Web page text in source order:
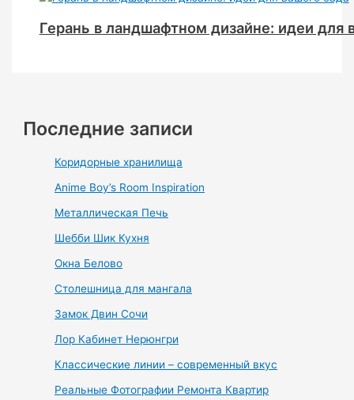
Герань в ландшафтном дизайне: идеи для
Последние записи
Коридорные хранилища
Anime Boy’s Room Inspiration
Металлическая Печь
Шебби Шик Кухня
Окна Белово
Столешница для мангала
Замок Двин Сочи
Лор Кабинет Нерюнгри
Классические линии – современный вкус
Реальные Фотографии Ремонта Квартир